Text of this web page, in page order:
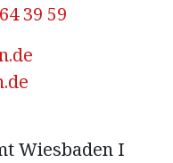
39 59
Wiesbaden I